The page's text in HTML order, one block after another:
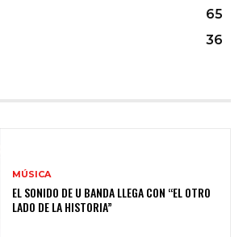
65
36
MÚSICA
EL SONIDO DE U BANDA LLEGA CON “EL OTRO
LADO DE LA HISTORIA”